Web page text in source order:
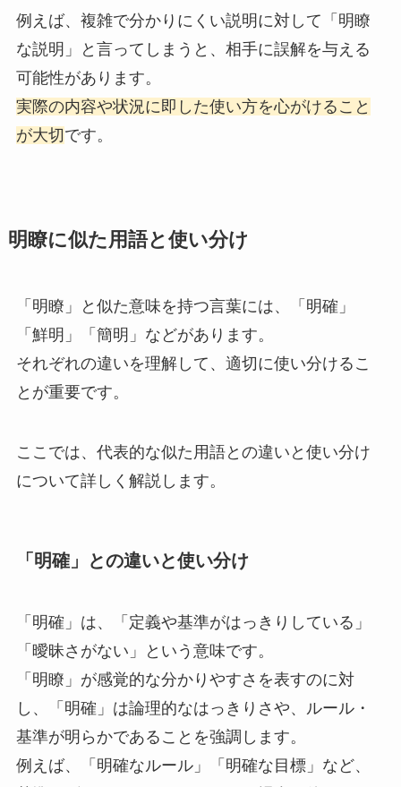
例えば、複雑で分かりにくい説明に対して「明瞭
な説明」と言ってしまうと、相手に誤解を与える
可能性があります。
実際の内容や状況に即した使い方を心がけること
が大切です。
明瞭に似た用語と使い分け
「明瞭」と似た意味を持つ言葉には、「明確」
「鮮明」「簡明」などがあります。
それぞれの違いを理解して、適切に使い分けるこ
とが重要です。
ここでは、代表的な似た用語との違いと使い分け
について詳しく解説します。
「明確」との違いと使い分け
「明確」は、「定義や基準がはっきりしている」
「曖昧さがない」という意味です。
「明瞭」が感覚的な分かりやすさを表すのに対
し、「明確」は論理的なはっきりさや、ルール・
基準が明らかであることを強調します。
例えば、「明確なルール」「明確な目標」など、